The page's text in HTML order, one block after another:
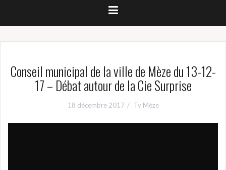
Conseil municipal de la ville de Mèze du 13-12-
17 – Débat autour de la Cie Surprise
18 décembre 2017 Tv Mèze